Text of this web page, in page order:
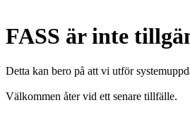
FASS är inte
Detta kan bero på att vi utför
Välkommen åter vid ett senare tillfälle.